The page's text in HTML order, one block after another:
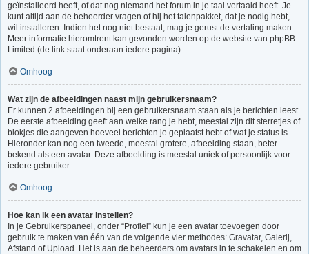
geïnstalleerd heeft, of dat nog niemand het forum in je taal vertaald heeft. Je
kunt altijd aan de beheerder vragen of hij het talenpakket, dat je nodig hebt,
wil installeren. Indien het nog niet bestaat, mag je gerust de vertaling maken.
Meer informatie hieromtrent kan gevonden worden op de website van phpBB
Limited (de link staat onderaan iedere pagina).
Omhoog
Wat zijn de afbeeldingen naast mijn gebruikersnaam?
Er kunnen 2 afbeeldingen bij een gebruikersnaam staan als je berichten leest.
De eerste afbeelding geeft aan welke rang je hebt, meestal zijn dit sterretjes of
blokjes die aangeven hoeveel berichten je geplaatst hebt of wat je status is.
Hieronder kan nog een tweede, meestal grotere, afbeelding staan, beter
bekend als een avatar. Deze afbeelding is meestal uniek of persoonlijk voor
iedere gebruiker.
Omhoog
Hoe kan ik een avatar instellen?
In je Gebruikerspaneel, onder “Profiel” kun je een avatar toevoegen door
gebruik te maken van één van de volgende vier methodes: Gravatar, Galerij,
Afstand of Upload. Het is aan de beheerders om avatars in te schakelen en om